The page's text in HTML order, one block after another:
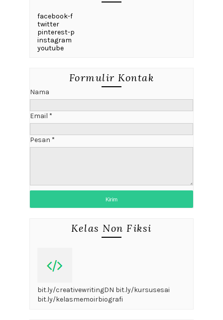
facebook-f
twitter
pinterest-p
instagram
youtube
Formulir Kontak
Nama
Email *
Pesan *
Kelas Non Fiksi
bit.ly/creativewritingDN bit.ly/kursusesai
bit.ly/kelasmemoirbiografi